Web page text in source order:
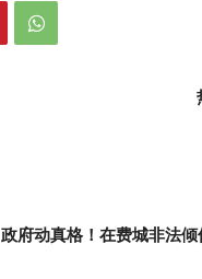
政府动真格！在费城非法